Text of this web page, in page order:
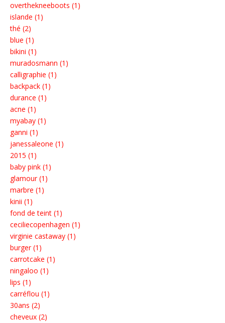
overthekneeboots (1)
islande (1)
thé (2)
blue (1)
bikini (1)
muradosmann (1)
calligraphie (1)
backpack (1)
durance (1)
acne (1)
myabay (1)
ganni (1)
janessaleone (1)
2015 (1)
baby pink (1)
glamour (1)
marbre (1)
kinii (1)
fond de teint (1)
ceciliecopenhagen (1)
virginie castaway (1)
burger (1)
carrotcake (1)
ningaloo (1)
lips (1)
carréflou (1)
30ans (2)
cheveux (2)